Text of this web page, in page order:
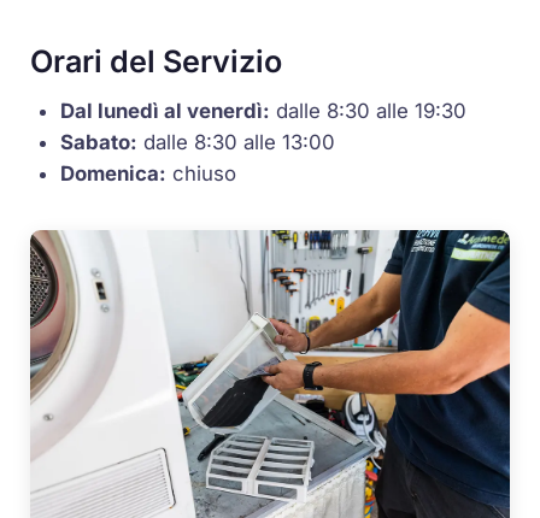
Orari del Servizio
Dal lunedì al venerdì: dalle 8:30 alle 19:30
Sabato: dalle 8:30 alle 13:00
Domenica: chiuso